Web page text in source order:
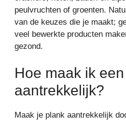
peulvruchten of groenten.
van de keuzes die je maakt;
veel bewerkte producten
gezond.
Hoe maak ik
aantrekkelijk?
Maak je plank aantrekkelijk